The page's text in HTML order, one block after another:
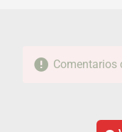
Comentarios